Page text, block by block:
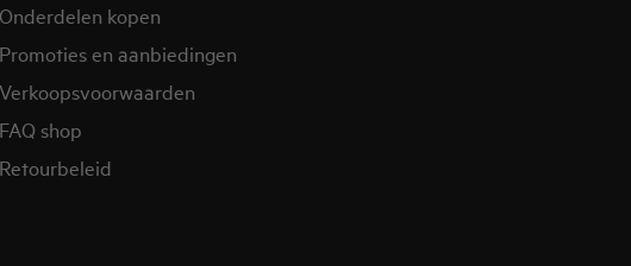
Onderdelen kopen
Promoties en aanbiedingen
Verkoopsvoorwaarden
FAQ shop
Retourbeleid​